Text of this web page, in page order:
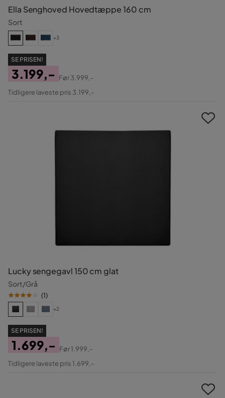
Ella Senghoved Hovedtæppe 160 cm
Sort
+3
SE PRISEN!
Pris
3.199,-
Original
Før3.999,-
Tidligere laveste pris 3.199,-
Lucky sengegavl 150 cm glat
Sort/Grå
(1)
+2
SE PRISEN!
Pris
1.699,-
Original
Før1.999,-
Tidligere laveste pris 1.699,-